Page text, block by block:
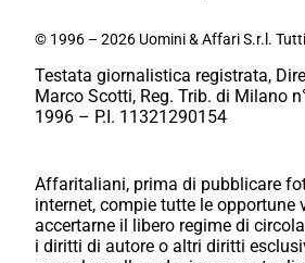
© 1996 – 2026 Uomini & Affari S.r.l.
Testata giornalistica registrata,
Marco Scotti, Reg. Trib. di Milano
1996 – P.I. 11321290154
Affaritaliani, prima di pubblicare
internet, compie tutte le opportune
accertarne il libero regime di
i diritti di autore o altri diritti